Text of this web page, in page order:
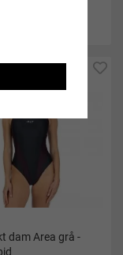
dam Area grå -